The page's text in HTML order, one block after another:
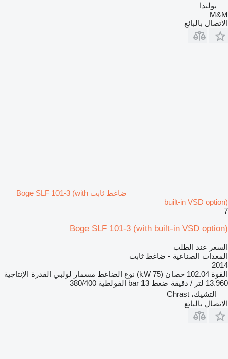
بولندا
M&M
الاتصال بالبائع
ضاغط ثابت Boge SLF 101-3 (with
built-in VSD option)
7
Boge SLF 101-3 (with built-in VSD option)
السعر عند الطلب
المعدات الصناعية - ضاغط ثابت
2014
القوة 102.04 حصان (75 kW) نوع الضاغط مسمار لولبي القدرة الإنتاجية
13.960 لتر / دقيقة
ضغط 13 bar الفولطية 380/400
التشيك، Chrast
الاتصال بالبائع